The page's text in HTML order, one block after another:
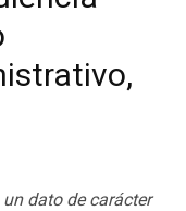
dato de carácter